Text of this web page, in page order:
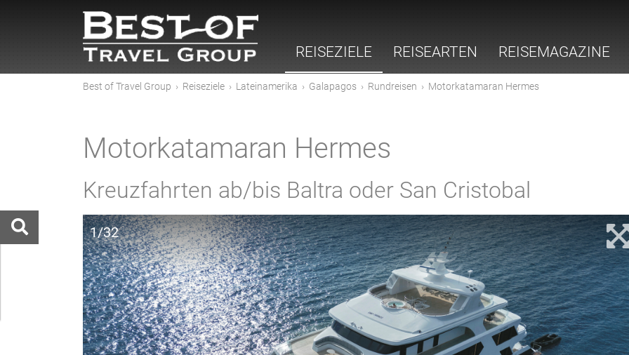
REISEZIELE REISEARTEN REISEMAGAZINE
Best of Travel Group › Reiseziele › Lateinamerika › Galapagos › Rundreisen › Motorkatamaran Hermes
Motorkatamaran Hermes
Kreuzfahrten ab/bis Baltra oder San Cristobal
1/32